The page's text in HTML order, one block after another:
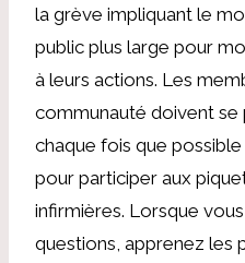
la grève impliquant le
public plus large pour
à leurs actions. Les
communauté doivent
chaque fois que
pour participer aux
infirmières. Lorsque
questions, apprenez les